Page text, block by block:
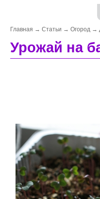
Главная → Статьи → Огород →
Урожай на